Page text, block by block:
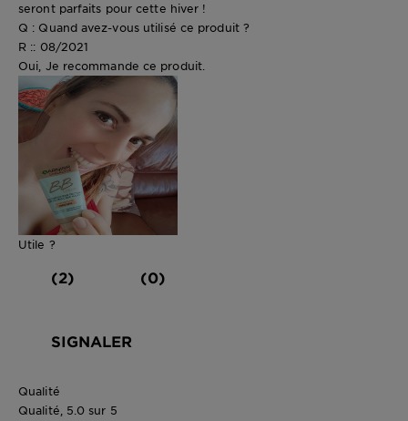
seront parfaits pour cette hiver !
Q : Quand avez-vous utilisé ce produit ?
R :: 08/2021
Oui, Je recommande ce produit.
Utile ?
(2) (0)
SIGNALER
Qualité
Qualité, 5.0 sur 5